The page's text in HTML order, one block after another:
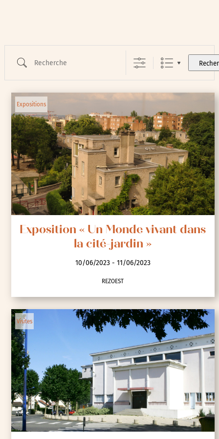
Expositions
Exposition « Un Monde vivant dans
la cité-jardin »
10/06/2023 - 11/06/2023
REZOEST
Visites